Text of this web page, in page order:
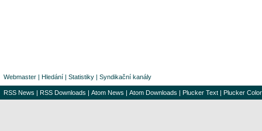
Webmaster | Hledání | Statistiky | Syndikační kanály
RSS News | RSS Downloads | Atom News | Atom Downloads | Plucker Text | Plucker Color